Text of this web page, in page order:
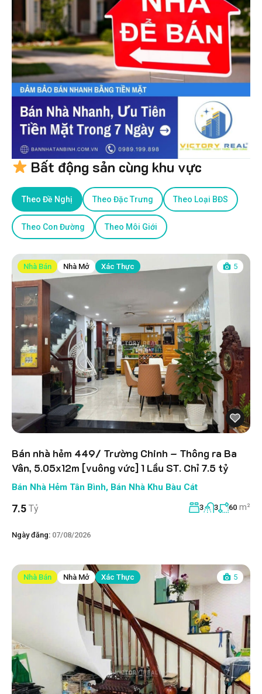
Bất động sản cùng khu vực
Theo Đề Nghị Theo Đặc Trưng Theo Loại BĐS
Theo Con Đường Theo Môi Giới
Nhà Bán Nhà Mở Xác Thực 5
Bán nhà hẻm 449/ Trường Chinh – Thông ra Ba
Vân, 5.05x12m [vuông vức] 1 Lầu ST. Chỉ 7.5 tỷ
Bán Nhà Hẻm Tân Bình, Bán Nhà Khu Bàu Cát
7.5 Tỷ 3 3 60 m²
Ngày đăng: 07/08/2026
Nhà Bán Nhà Mở Xác Thực 5